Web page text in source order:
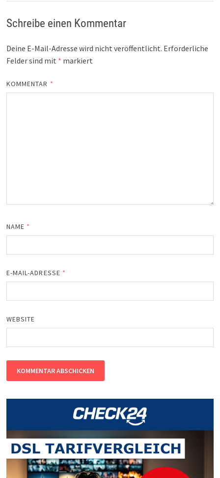
Schreibe einen Kommentar
Deine E-Mail-Adresse wird nicht veröffentlicht. Erforderliche
Felder sind mit * markiert
KOMMENTAR *
NAME *
E-MAIL-ADRESSE *
WEBSITE